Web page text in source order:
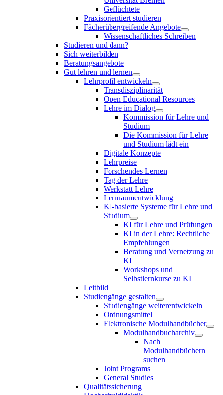
Geflüchtete
Praxisorientiert studieren
Fächerübergreifende Angebote
Wissenschaftliches Schreiben
Studieren und dann?
Sich weiterbilden
Beratungsangebote
Gut lehren und lernen
Lehrprofil entwickeln
Transdisziplinarität
Open Educational Resources
Lehre im Dialog
Kommission für Lehre und
Studium
Die Kommission für Lehre
und Studium lädt ein
Digitale Konzepte
Lehrpreise
Forschendes Lernen
Tag der Lehre
Werkstatt Lehre
Lernraumentwicklung
KI-basierte Systeme für Lehre und
Studium
KI für Lehre und Prüfungen
KI in der Lehre: Rechtliche
Empfehlungen
Beratung und Vernetzung zu
KI
Workshops und
Selbstlernkurse zu KI
Leitbild
Studiengänge gestalten
Studiengänge weiterentwickeln
Ordnungsmittel
Elektronische Modulhandbücher
Modulhandbucharchiv
Nach
Modulhandbüchern
suchen
Joint Programs
General Studies
Qualitätssicherung